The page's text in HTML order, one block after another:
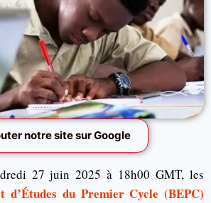
notre site sur Google
27 juin 2025 à 18h00 GMT, les
d’Études du Premier Cycle (BEPC)